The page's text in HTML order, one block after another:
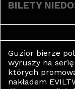
BILETY
Guzior bierze
wyruszy na
których
nakładem